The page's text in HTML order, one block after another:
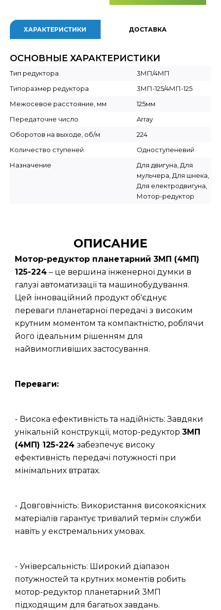
ХАРАКТЕРИСТИКИ ДОСТАВКА
ОСНОВНЫЕ ХАРАКТЕРИСТИКИ
Тип редуктора
3МП/4МП
Типоразмер редуктора
3МП-125/4МП-125
Межосевое расстояние, мм
125мм
Передаточне число
Array
Оборотов на выходе, об/м
224
Количество ступеней
Одноступеневий
Назначение
Для двигуна, Для
мульчера, Для шнека,
Для електродвигуна,
Мотор-редуктор
ОПИСАНИЕ
Мотор-редуктор планетарний 3МП (4МП)
125-224 – це вершина інженерної думки в
галузі автоматизації та машинобудування.
Цей інноваційний продукт об'єднує
переваги планетарної передачі з високим
крутним моментом та компактністю, роблячи
його ідеальним рішенням для
найвимогливіших застосування.
Переваги:
- Висока ефективність та надійність: Завдяки
унікальній конструкції, мотор-редуктор 3МП
(4МП) 125-224 забезпечує високу
ефективність передачі потужності при
мінімальних втратах.
- Довговічність: Використання високоякісних
матеріалів гарантує тривалий термін служби
навіть у екстремальних умовах.
- Універсальність: Широкий діапазон
потужностей та крутних моментів робить
мотор-редуктор планетарний 3МП
підходящим для багатьох завдань.